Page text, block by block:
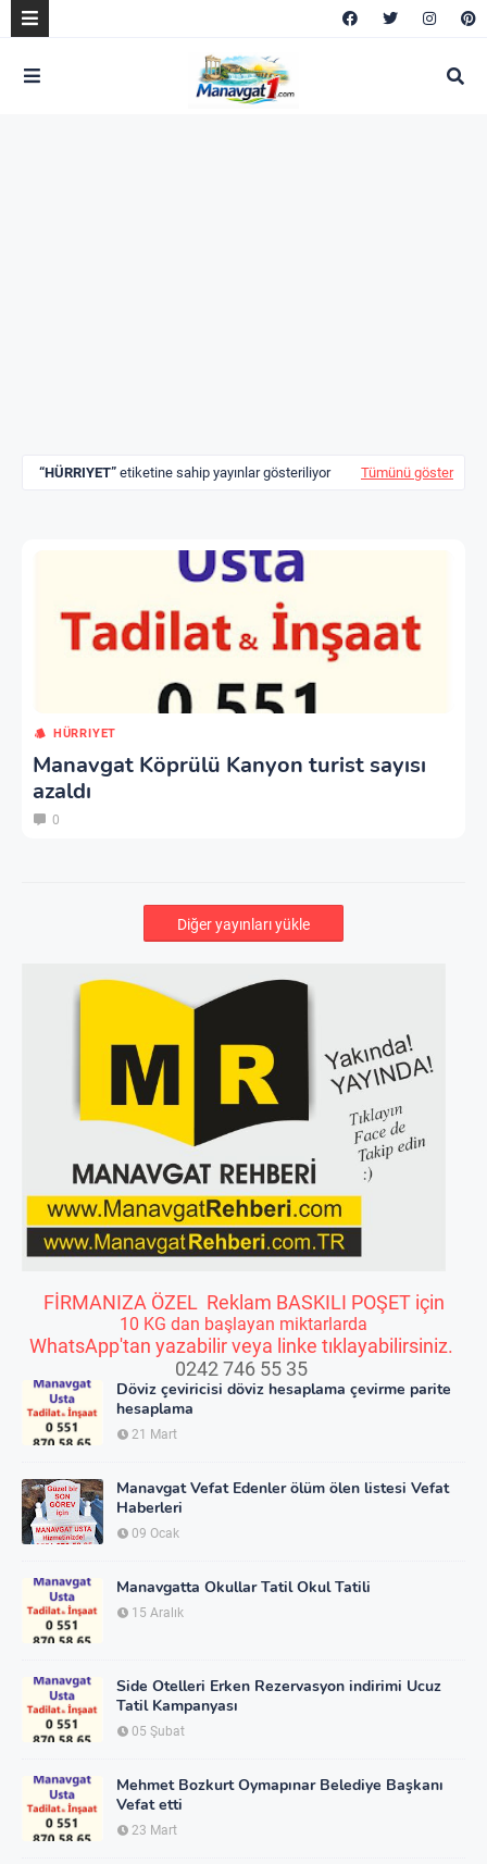
HÜRRIYET etiketine sahip yayınlar gösteriliyor Tümünü göster
HÜRRIYET
Manavgat Köprülü Kanyon turist sayısı
azaldı
0
Diğer yayınları yükle
FİRMANIZA ÖZEL Reklam BASKILI POŞET için
10 KG dan başlayan miktarlarda
WhatsApp'tan yazabilir veya linke tıklayabilirsiniz.
0242 746 55 35
Döviz çeviricisi döviz hesaplama çevirme parite
hesaplama
21 Mart
Manavgat Vefat Edenler ölüm ölen listesi Vefat
Haberleri
09 Ocak
Manavgatta Okullar Tatil Okul Tatili
15 Aralık
Side Otelleri Erken Rezervasyon indirimi Ucuz
Tatil Kampanyası
05 Şubat
Mehmet Bozkurt Oymapınar Belediye Başkanı
Vefat etti
23 Mart